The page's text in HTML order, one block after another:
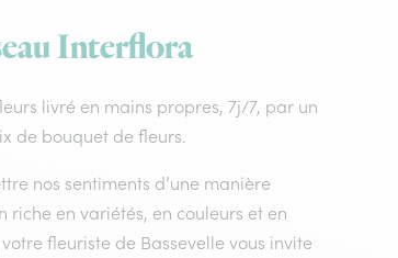
Interflora
livré en mains propres, 7j/7, par un
de bouquet de fleurs.
nos sentiments d’une manière
en variétés, en couleurs et en
fleuriste de Bassevelle vous invite